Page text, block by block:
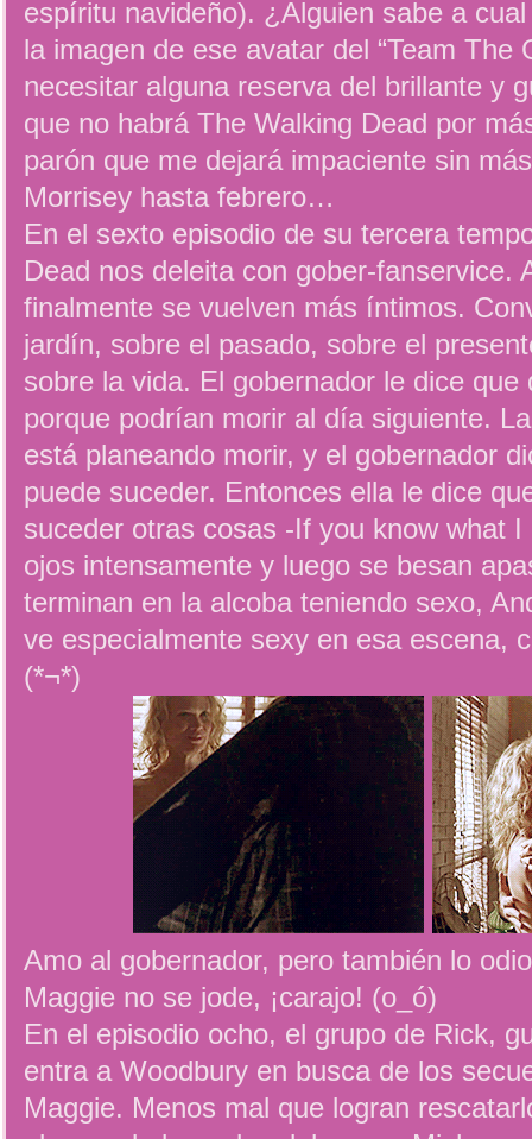
espíritu navideño). ¿Alguien sabe a
la imagen de ese avatar del “Team The
necesitar alguna reserva del brillante y
que no habrá The Walking Dead por
parón que me dejará impaciente sin
Morrisey hasta febrero…
En el sexto episodio de su tercera
Dead nos deleita con gober-fanservice.
finalmente se vuelven más íntimos.
jardín, sobre el pasado, sobre el
sobre la vida. El gobernador le dice
porque podrían morir al día siguiente.
está planeando morir, y el gobernador
puede suceder. Entonces ella le dice
suceder otras cosas -If you know what
ojos intensamente y luego se besan
terminan en la alcoba teniendo sexo,
ve especialmente sexy en esa escena,
(*¬*)
Amo al gobernador, pero también lo
Maggie no se jode, ¡carajo! (o_ó)
En el episodio ocho, el grupo de Rick,
entra a Woodbury en busca de los
Maggie. Menos mal que logran